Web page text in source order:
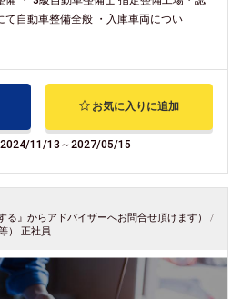
て自動車整備全般 ・入庫車両につい
お気に入りに追加
2024/11/13～2027/05/15
る』からアドバイザーへお問合せ頂けます） /
） 正社員